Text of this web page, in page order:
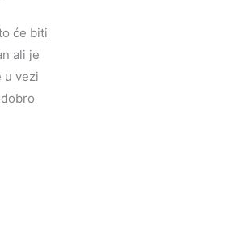
će biti
ali je
u vezi